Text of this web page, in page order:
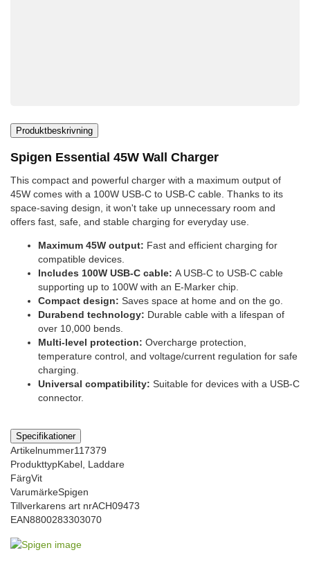
Produktbeskrivning
Spigen Essential 45W Wall Charger
This compact and powerful charger with a maximum output of
45W comes with a 100W USB-C to USB-C cable. Thanks to its
space-saving design, it won't take up unnecessary room and
offers fast, safe, and stable charging for everyday use.
Maximum 45W output: Fast and efficient charging for
compatible devices.
Includes 100W USB-C cable: A USB-C to USB-C cable
supporting up to 100W with an E-Marker chip.
Compact design: Saves space at home and on the go.
Durabend technology: Durable cable with a lifespan of
over 10,000 bends.
Multi-level protection: Overcharge protection,
temperature control, and voltage/current regulation for safe
charging.
Universal compatibility: Suitable for devices with a USB-C
connector.
Specifikationer
Artikelnummer117379
ProdukttypKabel, Laddare
FärgVit
VarumärkeSpigen
Tillverkarens art nrACH09473
EAN8800283303070